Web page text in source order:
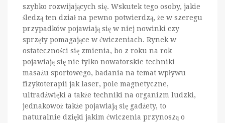
szybko rozwijających się. Wskutek tego osoby, jakie
śledzą ten dział na pewno potwierdzą, że w szeregu
przypadków pojawiają się w niej nowinki czy
sprzęty pomagające w ćwiczeniach. Rynek w
ostateczności się zmienia, bo z roku na rok
pojawiają się nie tylko nowatorskie techniki
masażu sportowego, badania na temat wpływu
fizykoterapii jak laser, pole magnetyczne,
ultradźwięki a także techniki na organizm ludzki,
jednakowoż także pojawiają się gadżety, to
naturalnie dzięki jakim ćwiczenia przynoszą o